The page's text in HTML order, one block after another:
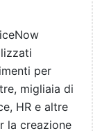
per
migliaia di
HR e altre
la creazione